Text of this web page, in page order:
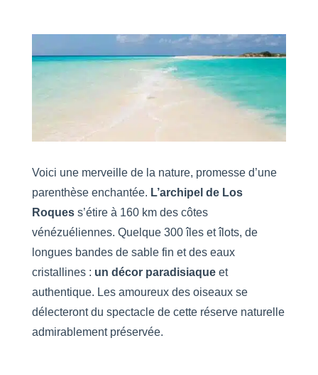
Voici une merveille de la nature, promesse d’une
parenthèse enchantée. L’archipel de Los
Roques s’étire à 160 km des côtes
vénézuéliennes. Quelque 300 îles et îlots, de
longues bandes de sable fin et des eaux
cristallines : un décor paradisiaqueet
authentique. Les amoureux des oiseaux se
délecteront du spectacle de cette réserve naturelle
admirablement préservée.